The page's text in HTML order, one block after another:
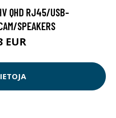
QHD RJ45/USB-
SPEAKERS
EUR